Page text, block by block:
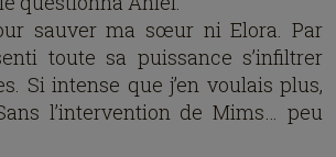
sauver ma sœur ni Elora. Par
toute sa puissance s’infiltrer
Si intense que j’en voulais plus,
l’intervention de Mims… peu